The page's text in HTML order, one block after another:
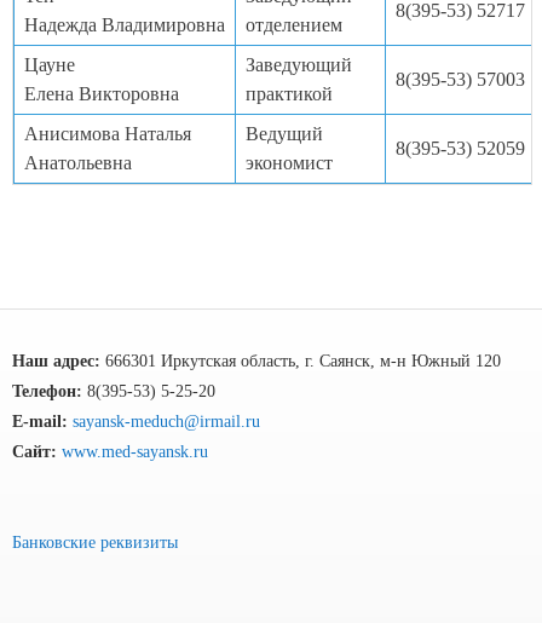
Надежда Владимировна
отделением
8(395-53) 52717
Цауне
Елена Викторовна
Заведующий
практикой
8(395-53) 57003
Анисимова Наталья
Анатольевна
Ведущий
экономист
8(395-53) 52059
Наш адрес: 666301 Иркутская область, г. Саянск, м-н Южный 120
Телефон: 8(395-53) 5-25-20
E-mail: sayansk-meduch@irmail.ru
Сайт: www.med-sayansk.ru
Банковские реквизиты